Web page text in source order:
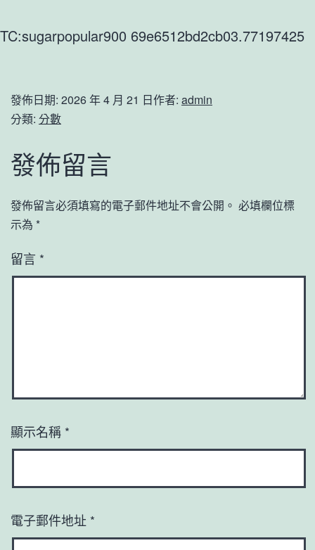
TC:sugarpopular900 69e6512bd2cb03.77197425
發佈日期: 2026 年 4 月 21 日作者: admin
分類: 分數
發佈留言
發佈留言必須填寫的電子郵件地址不會公開。 必填欄位標
示為 *
留言 *
顯示名稱 *
電子郵件地址 *